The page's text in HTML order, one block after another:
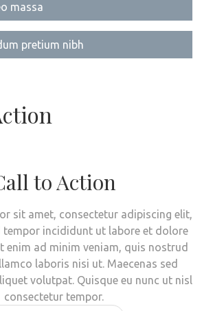
massa
pretium nibh
to Action
sit amet, consectetur adipiscing elit,
tempor incididunt ut labore et dolore
enim ad minim veniam, quis nostrud
laboris nisi ut. Maecenas sed
volutpat. Quisque eu nunc ut nisl
consectetur tempor.